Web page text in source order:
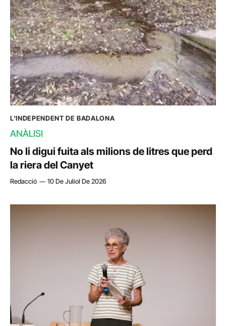
L'INDEPENDENT DE BADALONA
ANÀLISI
No li digui fuita als milions de litres que perd
la riera del Canyet
Redacció 10 De Juliol De 2026